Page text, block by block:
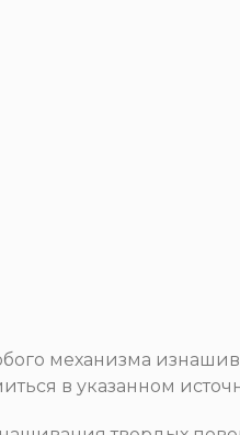
механизма
в указанном